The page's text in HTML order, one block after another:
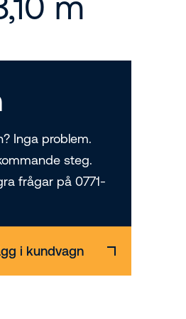
Inga problem.
steg.
frågar på 0771-
i kundvagn